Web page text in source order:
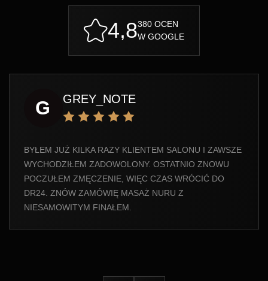
4,8380 OCEN
W GOOGLE
G GREY_NOTE
BYŁEM JUŻ KILKA RAZY KLIENTEM SALONU I ZAWSZE
WYCHODZIŁEM ZADOWOLONY. OSTATNIO ZNOWU
POCZUŁEM ZMĘCZENIE, WIĘC CZAS WRÓCIĆ DO
DR24. ZNÓW ZAMÓWIĘ MASAŻ NURU Z
NIESAMOWITYM FINAŁEM.